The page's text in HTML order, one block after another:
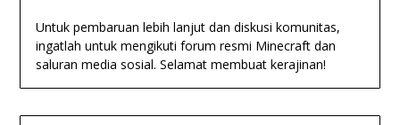
Untuk pembaruan lebih lanjut dan diskusi komunitas,
ingatlah untuk mengikuti forum resmi Minecraft dan
saluran media sosial. Selamat membuat kerajinan!